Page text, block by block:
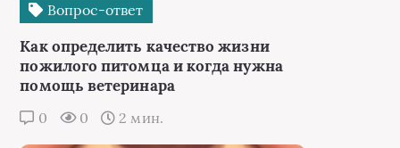
Вопрос-ответ
Как определить качество жизни
пожилого питомца и когда нужна
помощь ветеринара
0 0 2 мин.